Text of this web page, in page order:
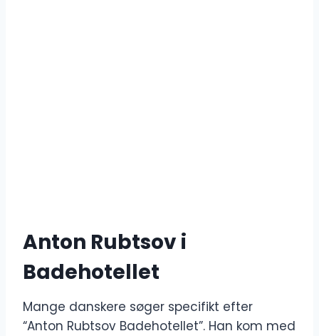
Anton Rubtsov i
Badehotellet
Mange danskere søger specifikt efter
“Anton Rubtsov Badehotellet”. Han kom med